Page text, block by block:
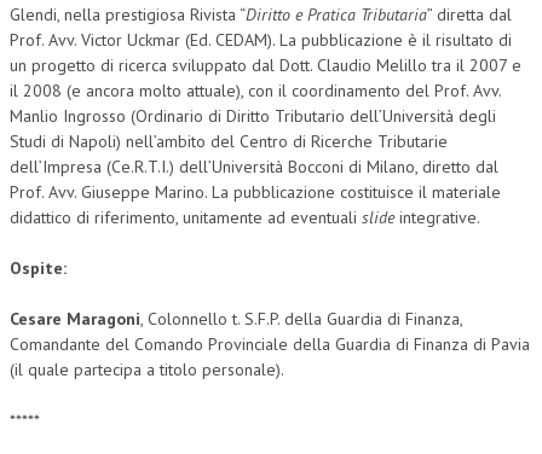
DIRITTO PENALE D’IMPRESA
DIRITTO DEL LAVORO
DIRITTO DEL WEB
DIRITTO DELLE IMPRESE IN CRISI
CRIMINOLOGIA E CRIMINALISTICA
DIRITTO TRIBUTARIO
Glendi, nella prestigiosa Rivista “Diritto e Pratica Tributaria” diretta dal
Prof. Avv. Victor Uckmar (Ed. CEDAM). La pubblicazione è il risultato di
un progetto di ricerca sviluppato dal Dott. Claudio Melillo tra il 2007 e
il 2008 (e ancora molto attuale), con il coordinamento del Prof. Avv.
Manlio Ingrosso (Ordinario di Diritto Tributario dell’Università degli
Studi di Napoli) nell’ambito del Centro di Ricerche Tributarie
dell’Impresa (Ce.R.T.I.) dell’Università Bocconi di Milano, diretto dal
Prof. Avv. Giuseppe Marino. La pubblicazione costituisce il materiale
didattico di riferimento, unitamente ad eventuali slideintegrative.
Ospite:
Cesare Maragoni, Colonnello t. S.F.P. della Guardia di Finanza,
Comandante del Comando Provinciale della Guardia di Finanza di Pavia
(il quale partecipa a titolo personale).
*****